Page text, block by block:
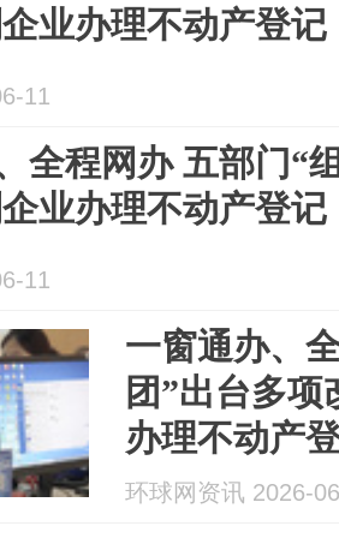
业办理不动产登记
11
全程网办 五部门“
业办理不动产登记
11
一窗通办、
团”出台多
办理不动产
环球网资讯 2026-